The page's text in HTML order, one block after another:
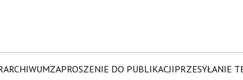
ARCHIWUMZAPROSZENIE DO PUBLIKACJIPRZESYŁANIE